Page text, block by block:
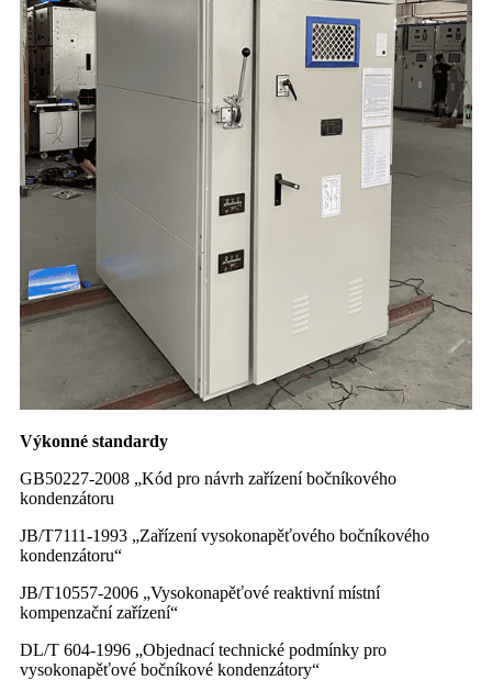
Výkonné standardy
GB50227-2008 „Kód pro návrh zařízení bočníkového
kondenzátoru
JB/T7111-1993 „Zařízení vysokonapěťového bočníkového
kondenzátoru“
JB/T10557-2006 „Vysokonapěťové reaktivní místní
kompenzační zařízení“
DL/T 604-1996 „Objednací technické podmínky pro
vysokonapěťové bočníkové kondenzátory“